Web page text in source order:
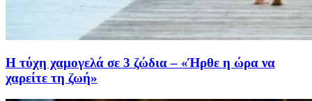
Η τύχη χαμογελά σε 3 ζώδια – «Ήρθε η ώρα να
χαρείτε τη ζωή»